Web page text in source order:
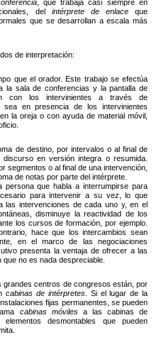
, que trabaja casi siempre en
del intérprete de enlaceque
que se desarrollan a escala más
de interpretación:
que el orador. Este trabajo se efectúa
la sala de conferencias y la pantalla de
con los intervinientes a través de
en presencia de los intervinientes
la oreja o con ayuda de material móvil,
de destino, por intervalos o al final de
en versión integra o resumida.
segmentos o al final de una intervención,
de notas por parte del intérprete.
persona que habla a interrumpirse para
para intervenir a su vez, lo que
las intervenciones de cada uno y, en el
disminuye la reactividad de los
los cursos de formación, por ejemplo.
hace que los intercambios sean
en el marco de las negociaciones
presenta la ventaja de ofrecer a las
no es nada despreciable.
grandes centros de congresos están, por
cabinas de intérpretes. Si el lugar de la
fijas permanentes, se pueden
cabinas móvilesa las cabinas de
desmontables que pueden